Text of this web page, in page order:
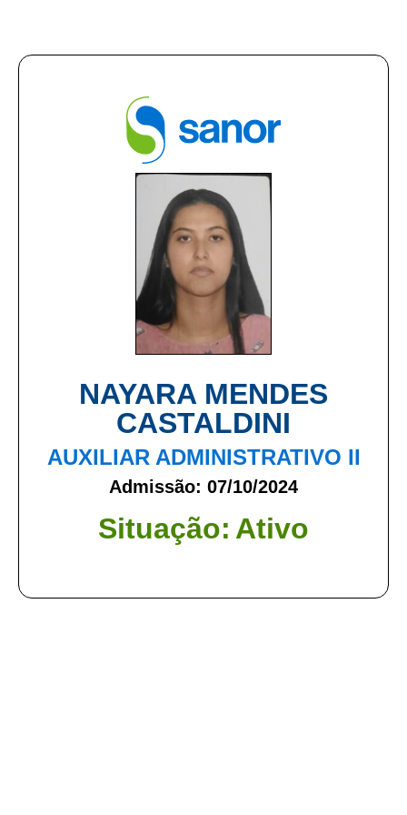
NAYARA MENDES
CASTALDINI
AUXILIAR ADMINISTRATIVO II
Admissão: 07/10/2024
Situação: Ativo